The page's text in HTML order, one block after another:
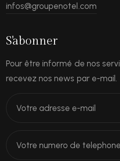
infos@groupenotel.com
S'abonner
Pour être informé de nos
recevez nos news par e-mail.